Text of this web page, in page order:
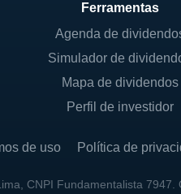
Ferramentas
Agenda de
Simulador de
Mapa de dividendos
Perfil de investidor
de uso Política de
CNPI Fundamentalista